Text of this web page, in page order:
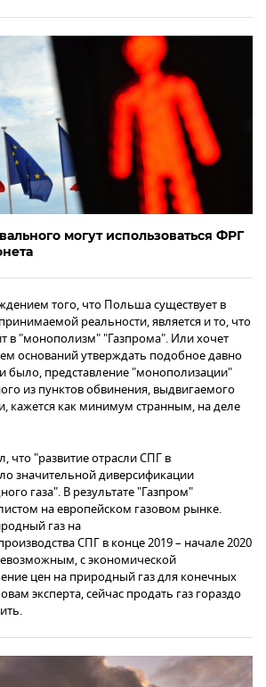
могут использоваться ФРГ
того, что Польша существует в
реальности, является и то, что
в "монополизм" "Газпрома". Или хочет
оснований утверждать подобное давно
было, представление "монополизации"
из пунктов обвинения, выдвигаемого
кажется как минимум странным, на деле
что "развитие отрасли СПГ в
значительной диверсификации
газа". В результате "Газпром"
на европейском газовом рынке.
газ на
СПГ в конце 2019 – начале 2020
с экономической
цен на природный газ для конечных
эксперта, сейчас продать газ гораздо